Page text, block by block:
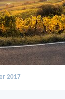
2017